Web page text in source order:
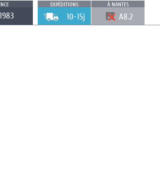
EXPÉDITIONS
10-15j
À NANTES
A8.2